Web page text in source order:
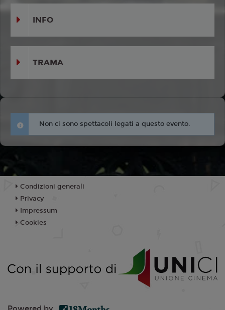
INFO
TRAMA
Non ci sono spettacoli legati a questo evento.
Condizioni generali
Privacy
Impressum
Cookies